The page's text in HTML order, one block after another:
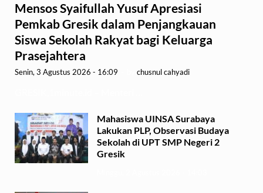
Mensos Syaifullah Yusuf Apresiasi
Pemkab Gresik dalam Penjangkauan
Siswa Sekolah Rakyat bagi Keluarga
Prasejahtera
Senin, 3 Agustus 2026 - 16:09 chusnul cahyadi
Mahasiswa UINSA Surabaya
Lakukan PLP, Observasi Budaya
Sekolah di UPT SMP Negeri 2
Gresik